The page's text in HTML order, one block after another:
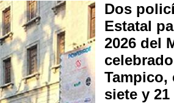
Dos
Estatal
2026 del
Tampico,
siete y